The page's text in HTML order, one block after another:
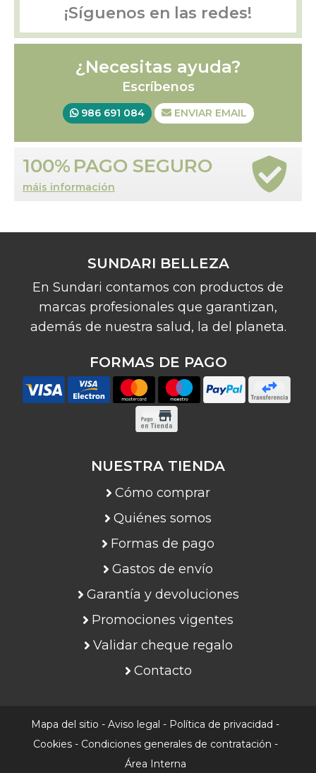
¡Síguenos en las redes!
¿Necesitas ayuda?
Escríbenos
986 691 084 ENVIAR EMAIL
100% PAGO SEGURO
máis información
SUNDARI BELLEZA
En Sundari contamos con productos de
marcas profesionales que garantizan,
además de nuestra salud, la del planeta.
FORMAS DE PAGO
NUESTRA TIENDA
Cómo comprar
Quiénes somos
Formas de pago
Gastos de envío
Garantía y devoluciones
Promociones vigentes
Validar cheque regalo
Contacto
Mapa del sitio - Aviso legal - Política de privacidad -
Cookies- Condiciones generales de contratación -
Área Interna